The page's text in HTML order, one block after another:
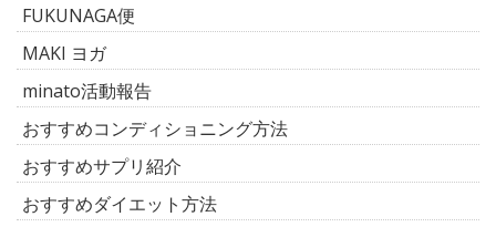
FUKUNAGA便
MAKI ヨガ
minato活動報告
おすすめコンディショニング方法
おすすめサプリ紹介
おすすめダイエット方法